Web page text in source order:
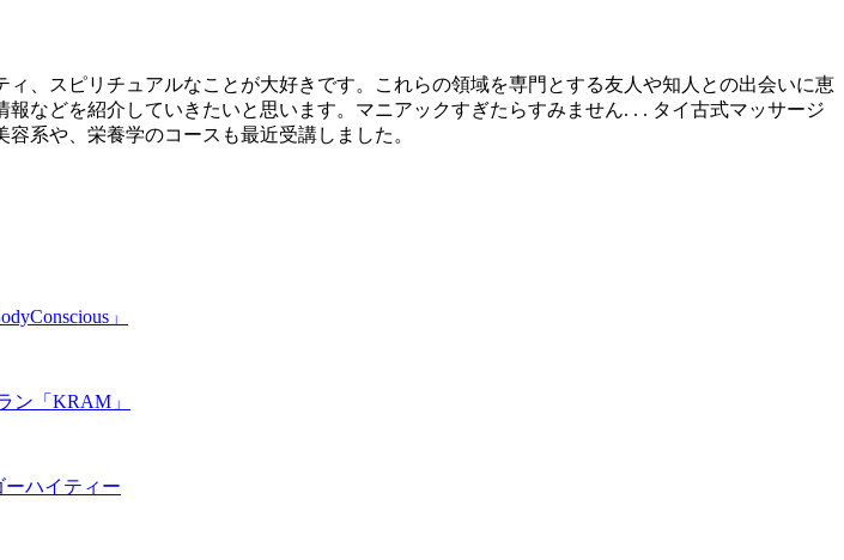
、スピリチュアルなことが大好きです。これらの領域を専門とする友人や知人との出会いに恵
などを紹介していきたいと思います。マニアックすぎたらすみません. . . タイ古式マッサージ
系や、栄養学のコースも最近受講しました。
」
ン「KRAM」
ハイティー